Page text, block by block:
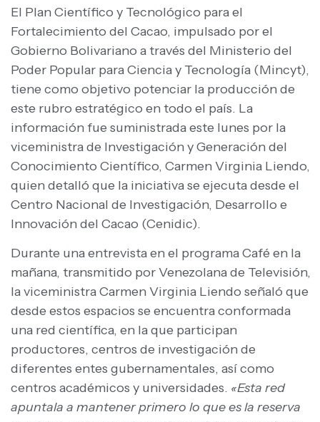
El Plan Científico y Tecnológico para el
Fortalecimiento del Cacao, impulsado por el
Gobierno Bolivariano a través del Ministerio del
Poder Popular para Ciencia y Tecnología (Mincyt),
tiene como objetivo potenciar la producción de
este rubro estratégico en todo el país. La
información fue suministrada este lunes por la
viceministra de Investigación y Generación del
Conocimiento Científico, Carmen Virginia Liendo,
quien detalló que la iniciativa se ejecuta desde el
Centro Nacional de Investigación, Desarrollo e
Innovación del Cacao (Cenidic).
Durante una entrevista en el programa Café en la
mañana, transmitido por Venezolana de Televisión,
la viceministra Carmen Virginia Liendo señaló que
desde estos espacios se encuentra conformada
una red científica, en la que participan
productores, centros de investigación de
diferentes entes gubernamentales, así como
centros académicos y universidades. «Esta red
apuntala a mantener primero lo que es la reserva